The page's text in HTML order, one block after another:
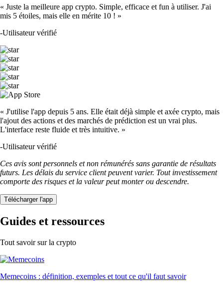
« Juste la meilleure app crypto. Simple, efficace et fun à utiliser. J'ai
mis 5 étoiles, mais elle en mérite 10 ! »
-Utilisateur vérifié
« J'utilise l'app depuis 5 ans. Elle était déjà simple et axée crypto, mais
l'ajout des actions et des marchés de prédiction est un vrai plus.
L'interface reste fluide et très intuitive. »
-Utilisateur vérifié
Ces avis sont personnels et non rémunérés sans garantie de résultats
futurs. Les délais du service client peuvent varier. Tout investissement
comporte des risques et la valeur peut monter ou descendre.
Télécharger l'app
Guides et ressources
Tout savoir sur la crypto
Memecoins : définition, exemples et tout ce qu'il faut savoir